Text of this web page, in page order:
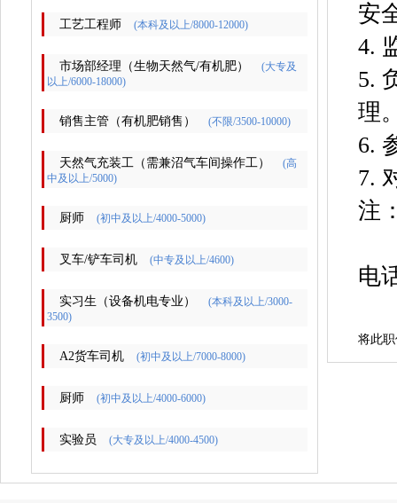
工艺工程师 (本科及以上/8000-12000)
市场部经理（生物天然气/有机肥）
(大专及
以上/6000-18000)
销售主管（有机肥销售） (不限/3500-10000)
天然气充装工（需兼沼气车间操作工）
(高
中及以上/5000)
厨师 (初中及以上/4000-5000)
叉车/铲车司机 (中专及以上/4600)
实习生（设备机电专业）
(本科及以上/3000-
3500)
A2货车司机 (初中及以上/7000-8000)
厨师 (初中及以上/4000-6000)
实验员 (大专及以上/4000-4500)
安
4.
5.
理
6.
7.
注
电
将此